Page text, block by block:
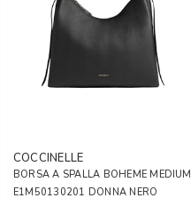
COCCINELLE
BORSA A SPALLA BOHEME MEDIUM
E1M50130201 DONNA NERO